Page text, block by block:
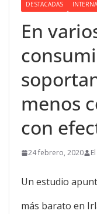
DESTACADAS
En
menos
con
24 febrero, 2020
Un estudio
más barato en